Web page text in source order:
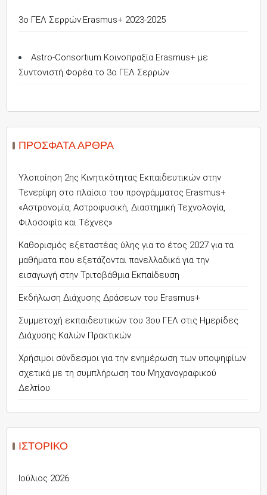
3o ΓΕΛ Σερρών:Erasmus+ 2023-2025
Astro-Consortium Κοινοπραξία Erasmus+ με
Συντονιστή Φορέα το 3ο ΓΕΛ Σερρών
ΠΡΌΣΦΑΤΑ ΆΡΘΡΑ
Υλοποίηση 2ης Κινητικότητας Εκπαιδευτικών στην
Τενερίφη στο πλαίσιο του προγράμματος Erasmus+
«Αστρονομία, Αστροφυσική, Διαστημική Τεχνολογία,
Φιλοσοφία και Τέχνες»
Καθορισμός εξεταστέας ύλης για το έτος 2027 για τα
μαθήματα που εξετάζονται πανελλαδικά για την
εισαγωγή στην Τριτοβάθμια Εκπαίδευση
Εκδήλωση Διάχυσης Δράσεων του Erasmus+
Συμμετοχή εκπαιδευτικών του 3ου ΓΕΛ στις Ημερίδες
Διάχυσης Καλών Πρακτικών
Χρήσιμοι σύνδεσμοι για την ενημέρωση των υποψηφίων
σχετικά με τη συμπλήρωση του Μηχανογραφικού
Δελτίου
ΙΣΤΟΡΙΚΌ
Ιούλιος 2026